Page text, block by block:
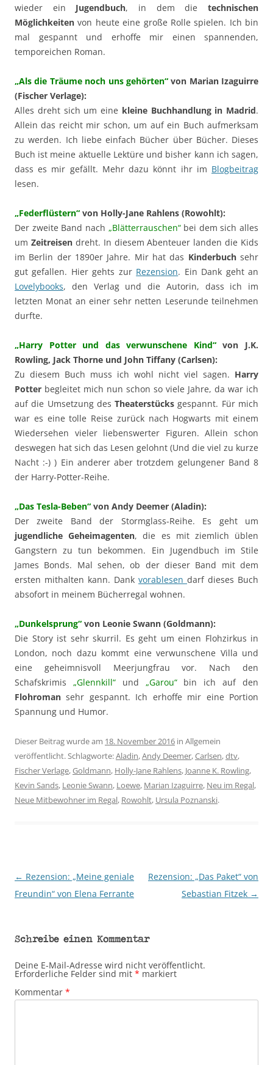
wieder ein Jugendbuch, in dem dietechnischen
Möglichkeiten von heute eine große Rolle spielen. Ich bin
mal gespannt und erhoffe mir einen spannenden,
temporeichen Roman.
„Als die Träume noch uns gehörten“von Marian Izaguirre
(Fischer Verlage):
Alles dreht sich um eine kleine Buchhandlung in Madrid.
Allein das reicht mir schon, um auf ein Buch aufmerksam
zu werden. Ich liebe einfach Bücher über Bücher. Dieses
Buch ist meine aktuelle Lektüre und bisher kann ich sagen,
dass es mir gefällt. Mehr dazu könnt ihr im Blogbeitrag
lesen.
„Federflüstern“ von Holly-Jane Rahlens (Rowohlt):
Der zweite Band nach „Blätterrauschen“bei dem sich alles
um Zeitreisendreht. In diesem Abenteuer landen die Kids
im Berlin der 1890er Jahre. Mir hat das Kinderbuchsehr
gut gefallen. Hier gehts zur Rezension. Ein Dank geht an
Lovelybooks, den Verlag und die Autorin, dass ich im
letzten Monat an einer sehr netten Leserunde teilnehmen
durfte.
„Harry Potter und das verwunschene Kind“von J.K.
Rowling, Jack Thorne und John Tiffany (Carlsen):
Zu diesem Buch muss ich wohl nicht viel sagen. Harry
Potter begleitet mich nun schon so viele Jahre, da war ich
auf die Umsetzung desTheaterstücks gespannt. Für mich
war es eine tolle Reise zurück nach Hogwarts mit einem
Wiedersehen vieler liebenswerter Figuren. Allein schon
deswegen hat sich das Lesen gelohnt (Und die viel zu kurze
Nacht :-) ) Ein anderer aber trotzdem gelungener Band 8
der Harry-Potter-Reihe.
„Das Tesla-Beben“ von Andy Deemer (Aladin):
Der zweite Band der Stormglass-Reihe. Es geht um
jugendliche Geheimagenten, die es mit ziemlich üblen
Gangstern zu tun bekommen. Ein Jugendbuch im Stile
James Bonds. Mal sehen, ob der dieser Band mit dem
ersten mithalten kann. Dank vorablesen darf dieses Buch
absofort in meinem Bücherregal wohnen.
„Dunkelsprung“ von Leonie Swann (Goldmann):
Die Story ist sehr skurril. Es geht um einen Flohzirkus in
London, noch dazu kommt eine verwunschene Villa und
eine geheimnisvoll Meerjungfrau vor. Nach den
Schafskrimis „Glennkill“und „Garou“bin ich auf den
Flohroman sehr gespannt. Ich erhoffe mir eine Portion
Spannung und Humor.
Dieser Beitrag wurde am 18. November 2016 in Allgemein
veröffentlicht. Schlagworte:Aladin,Andy Deemer,Carlsen,dtv,
Fischer Verlage,Goldmann, Holly-Jane Rahlens, Joanne K. Rowling,
Kevin Sands, Leonie Swann, Loewe, Marian Izaguirre, Neu im Regal,
Neue Mitbewohner im Regal, Rowohlt, Ursula Poznanski.
Beitragsnavigation
← Rezension: „Meine geniale
Freundin“ von Elena Ferrante
Rezension: „Das Paket“ von
Sebastian Fitzek →
Schreibe einen Kommentar
Deine E-Mail-Adresse wird nicht veröffentlicht.
Erforderliche Felder sind mit * markiert
Kommentar *